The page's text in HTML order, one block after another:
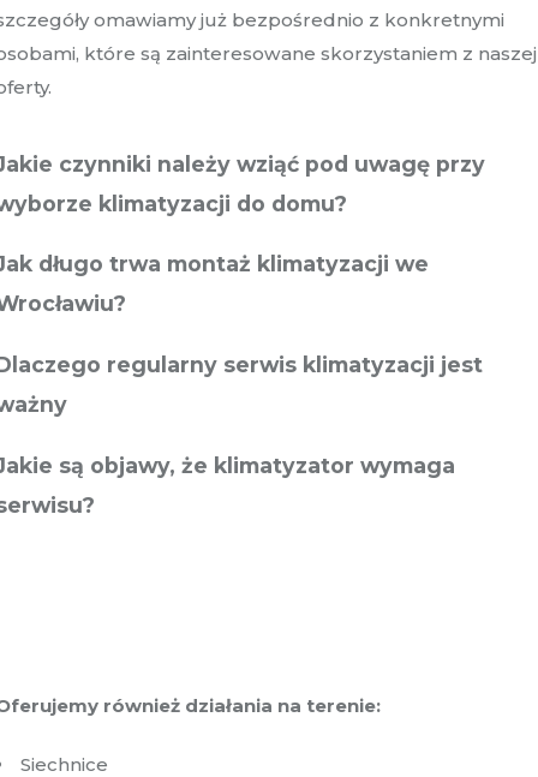
omawiamy już bezpośrednio z konkretnymi
które są zainteresowane skorzystaniem z naszej
czynniki należy wziąć pod uwagę przy
klimatyzacji do domu?
długo trwa montaż klimatyzacji we
regularny serwis klimatyzacji jest
są objawy, że klimatyzator wymaga
również działania na terenie:
Siechnice